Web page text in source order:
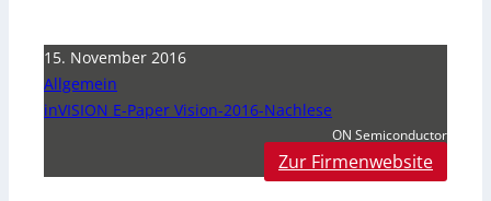
15. November 2016
Allgemein
inVISION E-Paper Vision-2016-Nachlese
ON Semiconductor
Zur Firmenwebsite